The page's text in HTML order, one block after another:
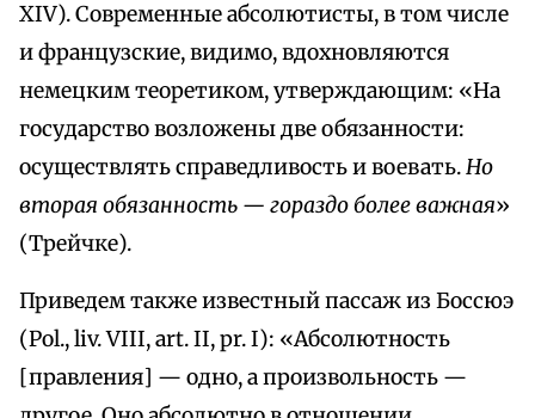
XIV). Современные абсолютисты, в том числе
и французские, видимо, вдохновляются
немецким теоретиком, утверждающим: «На
государство возложены две обязанности:
осуществлять справедливость и воевать.Но
вторая обязанность — гораздо более важная»
(Трейчке).
Приведем также известный пассаж из Боссюэ
(Pol., liv. VIII, art. II, рr. I): «Абсолютность
[правления] — одно, а произвольность —